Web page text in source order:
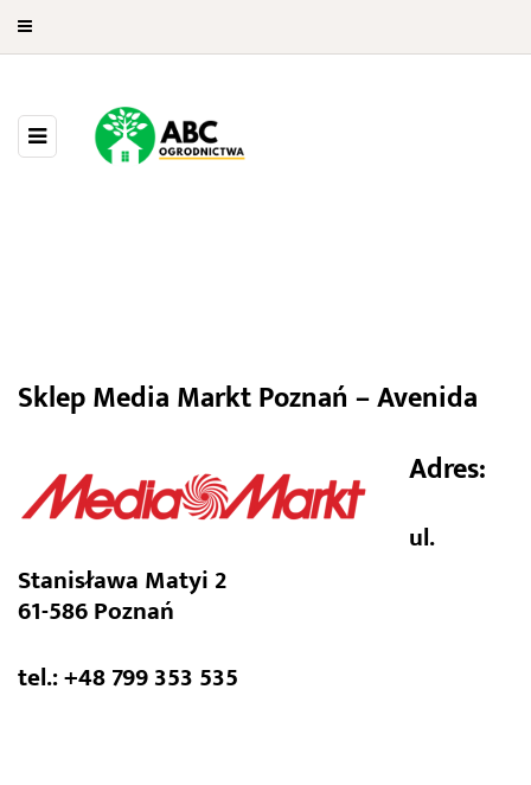
Sklep Media Markt Poznań – Avenida
Adres:
ul.
Stanisława Matyi 2
61-586 Poznań
tel.: +48 799 353 535